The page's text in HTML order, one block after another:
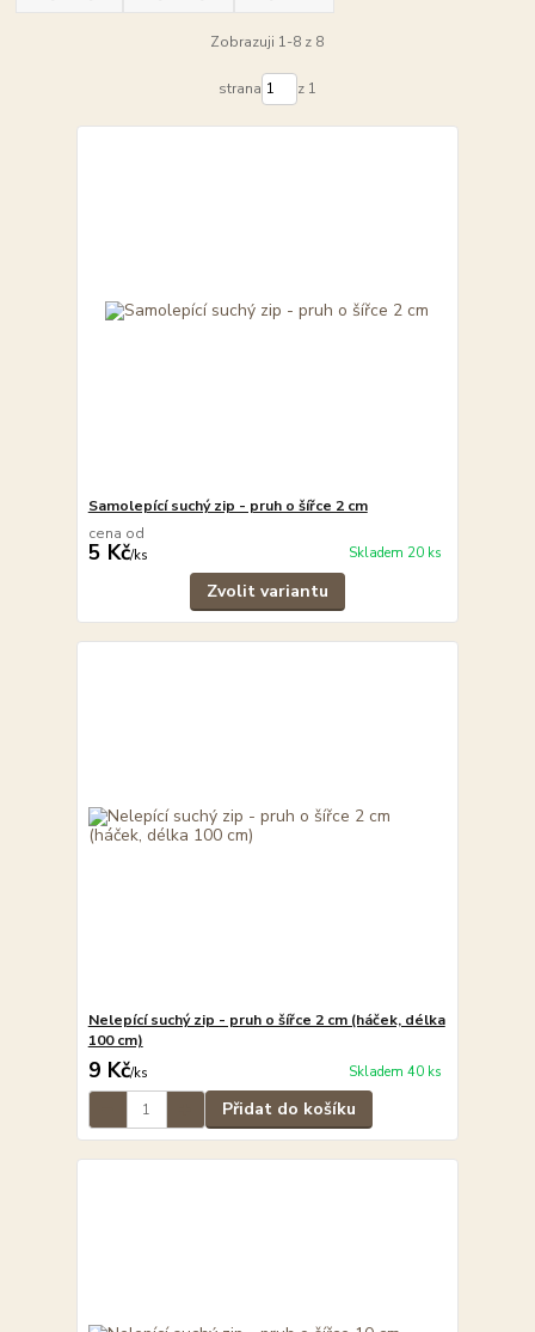
Zobrazuji 1-8 z 8
strana z 1
Samolepící suchý zip - pruh o šířce 2 cm
cena od
5 Kč/ks Skladem 20 ks
Zvolit variantu
Nelepící suchý zip - pruh o šířce 2 cm (háček, délka
100 cm)
9 Kč/ks Skladem 40 ks
Přidat do košíku